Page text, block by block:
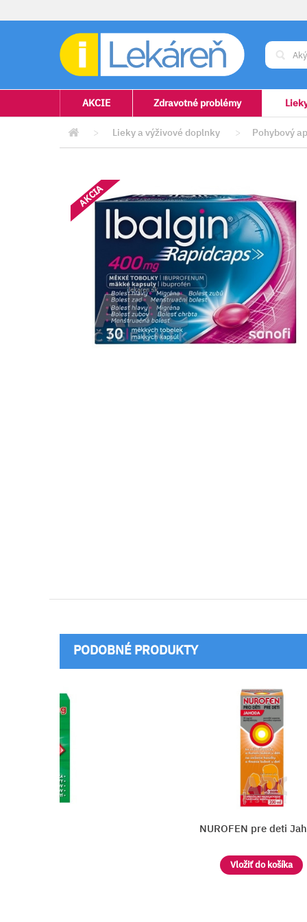
AKCIE Zdravotné problémy
> Lieky a výživové doplnky > Pohybový
AKCIA
PODOBNÉ PRODUKTY
NUROFEN pre deti
Vložiť do košíka